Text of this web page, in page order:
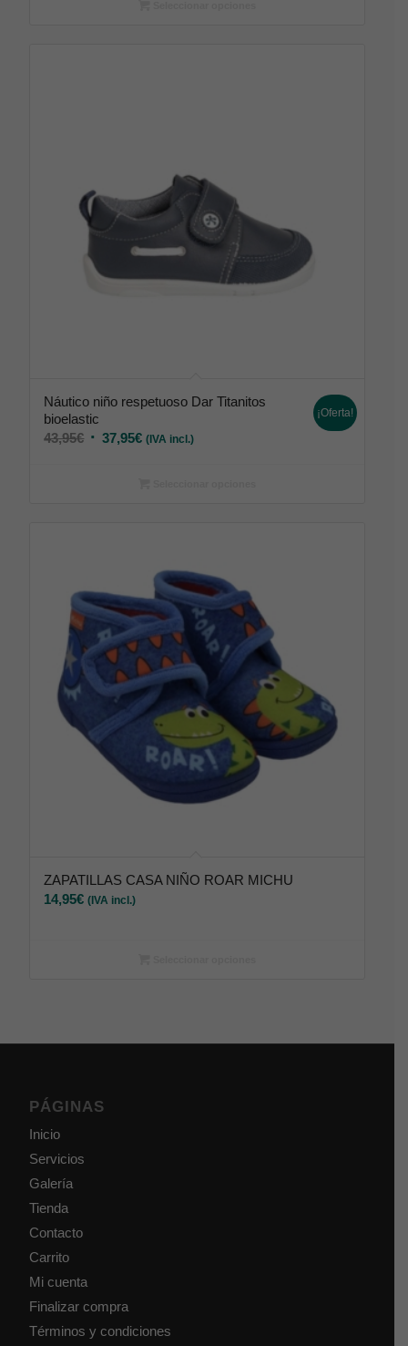
Náutico niño respetuoso Dar Titanitos
bioelastic
43,95€ 37,95€ (IVA incl.)
¡Oferta!
ZAPATILLAS CASA NIÑO ROAR MICHU
14,95€ (IVA incl.)
PÁGINAS
Inicio
Servicios
Galería
Tienda
Contacto
Carrito
Mi cuenta
Finalizar compra
Términos y condiciones